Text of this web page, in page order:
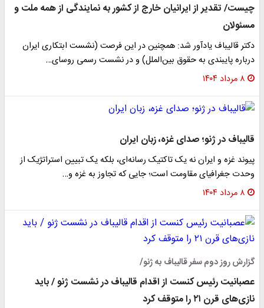
چیست/ تقدیر از ایرانیان خارج از کشور به نمایندگی از همه ملت و
مسئولان
دکتر قالیباف یادآور شد: همچنین در این فرصت (نشست ابتکاری ایران
درباره پایبندی به حقوق بین‌الملل) و در نشست رسمی روسای…
۸ مرداد ۱۴۰۴
قالیباف در ژنو؛ صدای غزه، زبان ایران
پیوند غزه و ایران نه یک تاکتیک رسانه‌ای، بلکه یک تبیین استراتژیک از
وحدت جغرافیای مقاومت است؛ جایی که تجاوز به غزه و…
۸ مرداد ۱۴۰۴
گزارش روز دوم سفر قالیباف به ژنو/
عصبانیت رئیس کنست از اقدام قالیباف در نشست ژنو / باید
نازی‌های قرن ۲۱ را متوقف کرد